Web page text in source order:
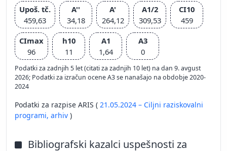
Upoš. tč.
459,63
A''
34,18
A'
264,12
A1/2
309,53
CI10
459
CImax
96
h10
11
A1
1,64
A3
0
Podatki za zadnjih 5 let (citati za zadnjih 10 let) na dan 9. avgust
2026; Podatki za izračun ocene A3 se nanašajo na obdobje 2020-
2024
Podatki za razpise ARIS ( 21.05.2024 – Ciljni raziskovalni
programi, arhiv )
Bibliografski kazalci uspešnosti za